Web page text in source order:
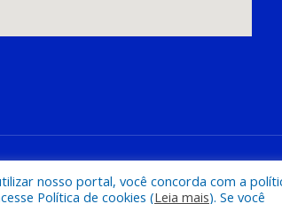
nosso portal, você concorda com a
Política de cookies (Leia mais). Se você